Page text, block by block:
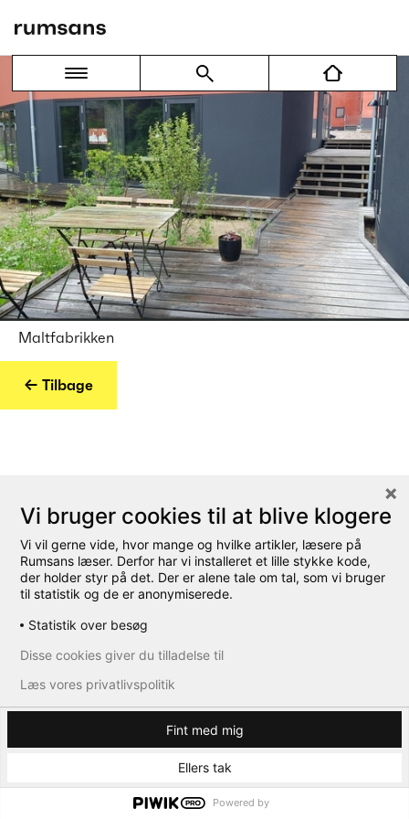
Maltfabrikken
← Tilbage
Vi bruger cookies til at blive klogere
Vi vil gerne vide, hvor mange og hvilke artikler, læsere på
Rumsans læser. Derfor har vi installeret et lille stykke kode,
der holder styr på det. Der er alene tale om tal, som vi bruger
til statistik og de er anonymiserede.
Statistik over besøg
Fint med mig
Ellers tak
Disse cookies giver du tilladelse til
Læs vores privatlivspolitik
Powered by